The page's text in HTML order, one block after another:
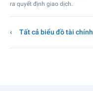
ra quyết định giao dịch.
Tất cả biểu đồ tài chính